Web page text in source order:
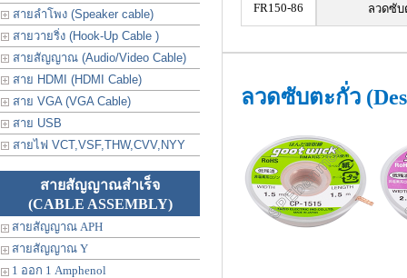
สายลำโพง (Speaker cable)
สายวายริ่ง (Hook-Up Cable )
สายสัญญาณ (Audio/Video Cable)
สาย HDMI (HDMI Cable)
สาย VGA (VGA Cable)
สาย USB
สายไฟ VCT,VSF,THW,CVV,NYY
สายสัญญาณสำเร็จ
(CABLE ASSEMBLY)
สายสัญญาณ APH
สายสัญญาณ Y
1 ออก 1 Amphenol
FR150-86 ลวดซับ
ลวดซับตะกั่ว